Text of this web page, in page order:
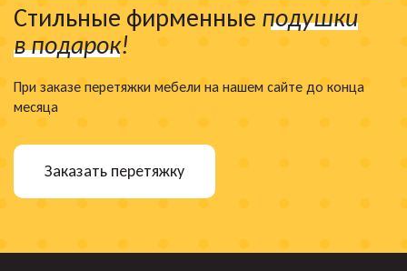
Стильные фирменные подушки
в подарок!
При заказе перетяжки мебели на нашем сайте до конца
месяца
Заказать перетяжку